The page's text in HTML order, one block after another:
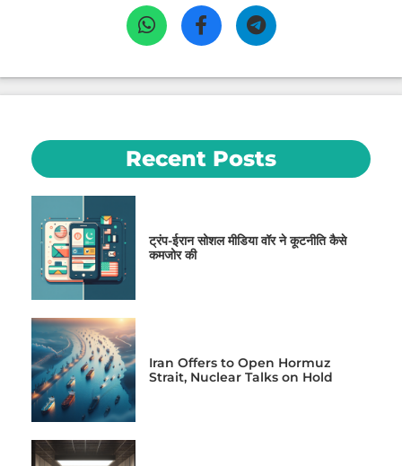
Recent Posts
ट्रंप-ईरान सोशल मीडिया वॉर ने कूटनीति कैसे
कमजोर की
Iran Offers to Open Hormuz
Strait, Nuclear Talks on Hold